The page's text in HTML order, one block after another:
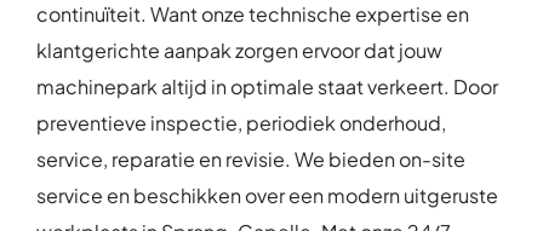
continuïteit. Want onze technische expertise en
klantgerichte aanpak zorgen ervoor dat jouw
machinepark altijd in optimale staat verkeert. Door
preventieve inspectie, periodiek onderhoud,
service, reparatie en revisie. We bieden on-site
service en beschikken over een modern uitgeruste